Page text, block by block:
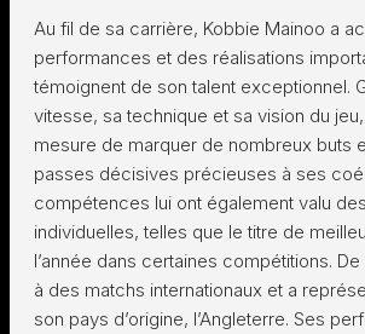
Au fil de sa carrière, Kobbie Mainoo a
performances et des réalisations
témoignent de son talent exceptionnel.
vitesse, sa technique et sa vision du
mesure de marquer de nombreux buts
passes décisives précieuses à ses
compétences lui ont également valu
individuelles, telles que le titre de
l’année dans certaines compétitions.
à des matchs internationaux et a
son pays d’origine, l’Angleterre. Ses